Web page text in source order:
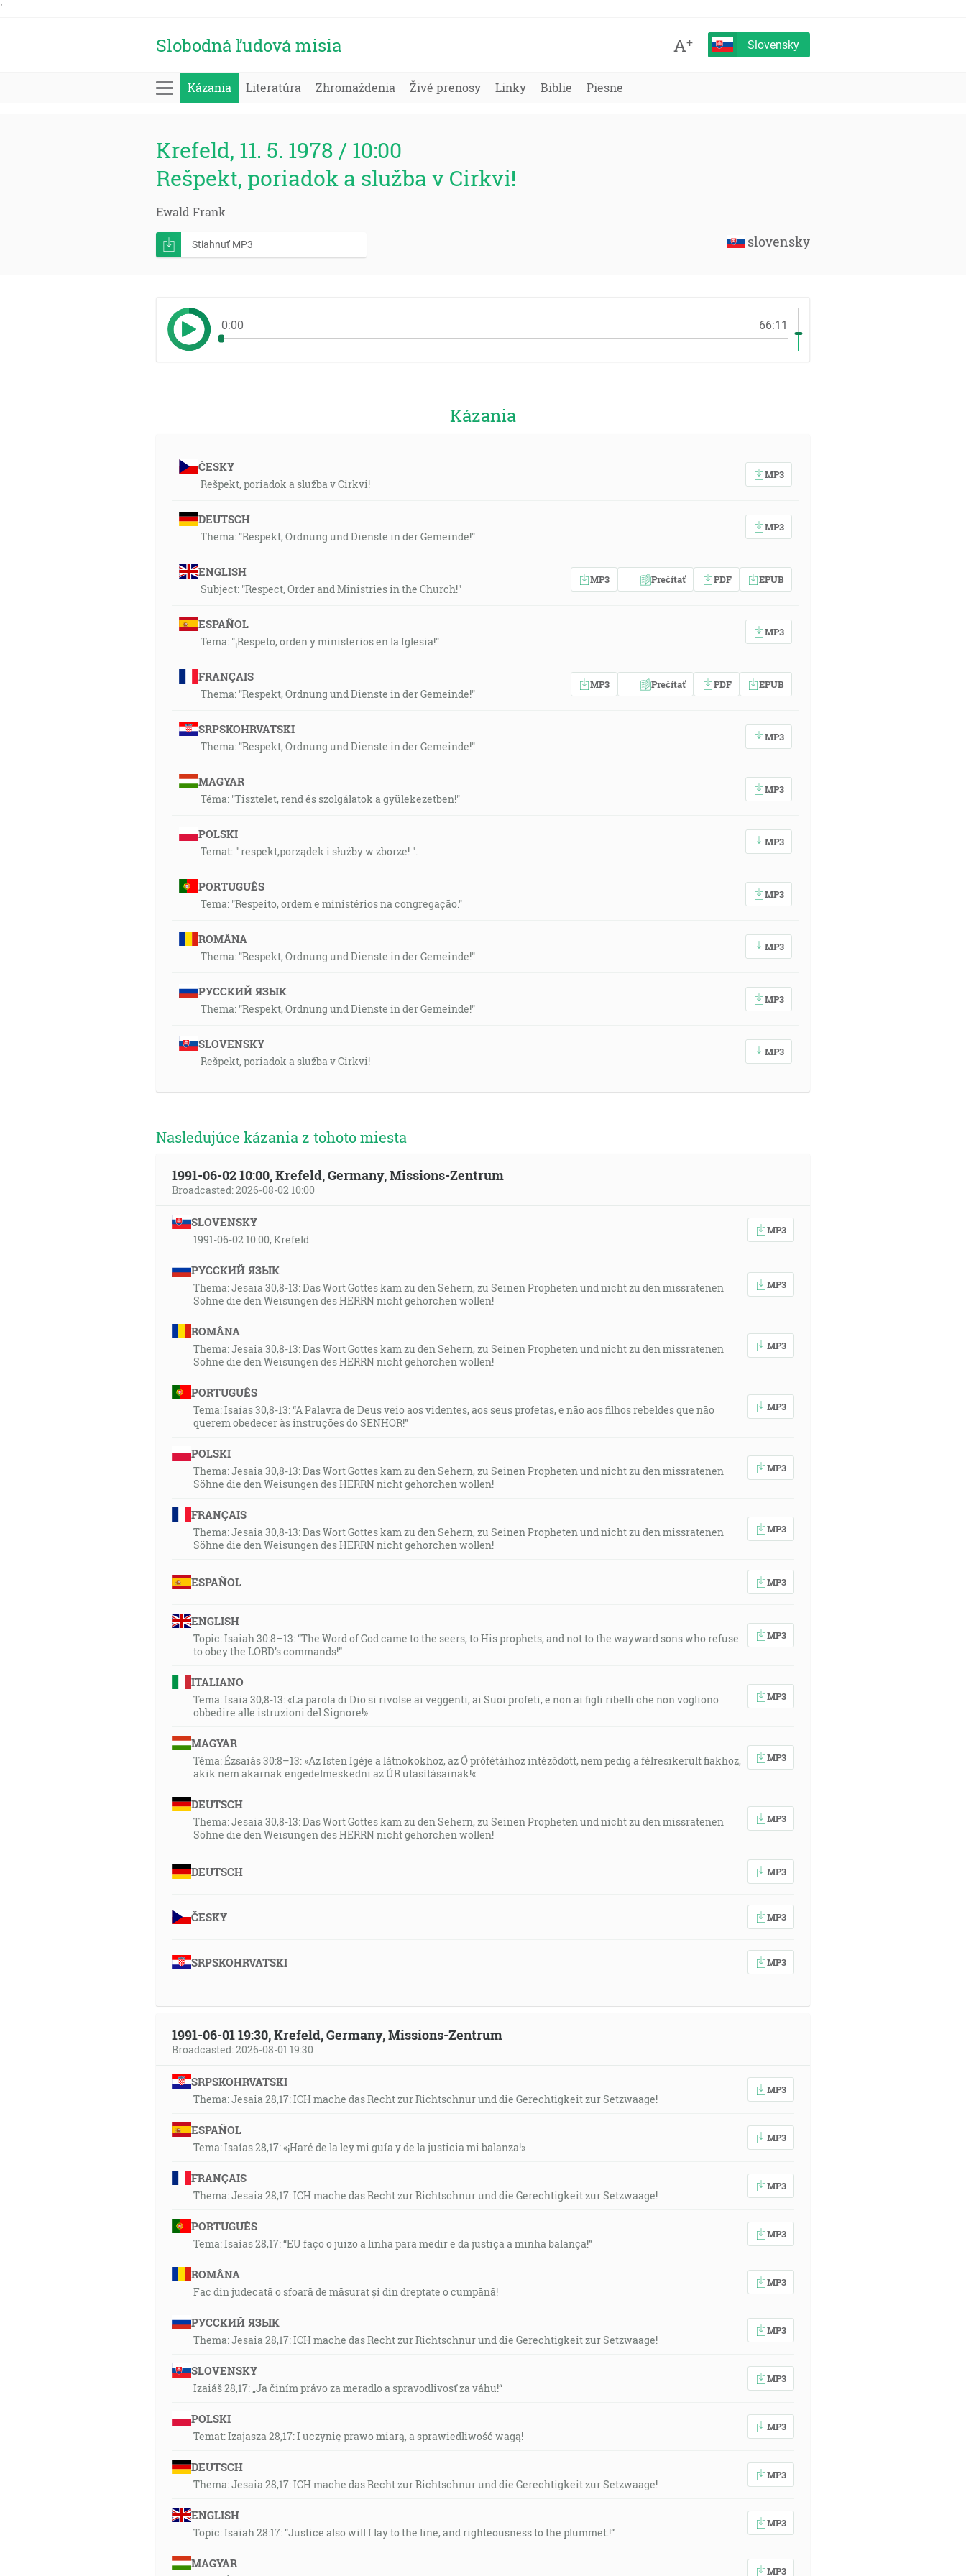
'
Slobodná ľudová misia A+ Slovensky
Kázania Literatúra Zhromaždenia Živé prenosy Linky Biblie Piesne
Krefeld, 11. 5. 1978 / 10:00
Rešpekt, poriadok a služba v Cirkvi!
Ewald Frank
slovensky
Stiahnuť MP3
0:00 66:11
Kázania
ČESKY
Rešpekt, poriadok a služba v Cirkvi!
MP3
DEUTSCH
Thema: "Respekt, Ordnung und Dienste in der Gemeinde!"
MP3
ENGLISH
Subject: "Respect, Order and Ministries in the Church!"
MP3 Prečítať PDF EPUB
ESPAÑOL
Tema: "¡Respeto, orden y ministerios en la Iglesia!"
MP3
FRANÇAIS
Thema: "Respekt, Ordnung und Dienste in der Gemeinde!"
MP3 Prečítať PDF EPUB
SRPSKOHRVATSKI
Thema: "Respekt, Ordnung und Dienste in der Gemeinde!"
MP3
MAGYAR
Téma: "Tisztelet, rend és szolgálatok a gyülekezetben!"
MP3
POLSKI
Temat: " respekt,porządek i służby w zborze! ".
MP3
PORTUGUÊS
Tema: "Respeito, ordem e ministérios na congregação."
MP3
ROMÂNA
Thema: "Respekt, Ordnung und Dienste in der Gemeinde!"
MP3
РУССКИЙ ЯЗЫК
Thema: "Respekt, Ordnung und Dienste in der Gemeinde!"
MP3
SLOVENSKY
Rešpekt, poriadok a služba v Cirkvi!
MP3
Nasledujúce kázania z tohoto miesta
1991-06-02 10:00, Krefeld, Germany, Missions-Zentrum
Broadcasted: 2026-08-02 10:00
SLOVENSKY
1991-06-02 10:00, Krefeld
MP3
РУССКИЙ ЯЗЫК
Thema: Jesaia 30,8-13: Das Wort Gottes kam zu den Sehern, zu Seinen Propheten und nicht zu den missratenen
Söhne die den Weisungen des HERRN nicht gehorchen wollen!
MP3
ROMÂNA
Thema: Jesaia 30,8-13: Das Wort Gottes kam zu den Sehern, zu Seinen Propheten und nicht zu den missratenen
Söhne die den Weisungen des HERRN nicht gehorchen wollen!
MP3
PORTUGUÊS
Tema: Isaías 30,8-13: “A Palavra de Deus veio aos videntes, aos seus profetas, e não aos filhos rebeldes que não
querem obedecer às instruções do SENHOR!”
MP3
POLSKI
Thema: Jesaia 30,8-13: Das Wort Gottes kam zu den Sehern, zu Seinen Propheten und nicht zu den missratenen
Söhne die den Weisungen des HERRN nicht gehorchen wollen!
MP3
FRANÇAIS
Thema: Jesaia 30,8-13: Das Wort Gottes kam zu den Sehern, zu Seinen Propheten und nicht zu den missratenen
Söhne die den Weisungen des HERRN nicht gehorchen wollen!
MP3
ESPAÑOL MP3
ENGLISH
Topic: Isaiah 30:8–13: “The Word of God came to the seers, to His prophets, and not to the wayward sons who refuse
to obey the LORD’s commands!”
MP3
ITALIANO
Tema: Isaia 30,8-13: «La parola di Dio si rivolse ai veggenti, ai Suoi profeti, e non ai figli ribelli che non vogliono
obbedire alle istruzioni del Signore!»
MP3
MAGYAR
Téma: Ézsaiás 30:8–13: »Az Isten Igéje a látnokokhoz, az Ő prófétáihoz intéződött, nem pedig a félresikerült fiakhoz,
akik nem akarnak engedelmeskedni az ÚR utasításainak!«
MP3
DEUTSCH
Thema: Jesaia 30,8-13: Das Wort Gottes kam zu den Sehern, zu Seinen Propheten und nicht zu den missratenen
Söhne die den Weisungen des HERRN nicht gehorchen wollen!
MP3
DEUTSCH MP3
ČESKY MP3
SRPSKOHRVATSKI MP3
1991-06-01 19:30, Krefeld, Germany, Missions-Zentrum
Broadcasted: 2026-08-01 19:30
SRPSKOHRVATSKI
Thema: Jesaia 28,17: ICH mache das Recht zur Richtschnur und die Gerechtigkeit zur Setzwaage!
MP3
ESPAÑOL
Tema: Isaías 28,17: «¡Haré de la ley mi guía y de la justicia mi balanza!»
MP3
FRANÇAIS
Thema: Jesaia 28,17: ICH mache das Recht zur Richtschnur und die Gerechtigkeit zur Setzwaage!
MP3
PORTUGUÊS
Tema: Isaías 28,17: “EU faço o juizo a linha para medir e da justiça a minha balança!”
MP3
ROMÂNA
Fac din judecată o sfoară de măsurat și din dreptate o cumpănă!
MP3
РУССКИЙ ЯЗЫК
Thema: Jesaia 28,17: ICH mache das Recht zur Richtschnur und die Gerechtigkeit zur Setzwaage!
MP3
SLOVENSKY
Izaiáš 28,17: „Ja činím právo za meradlo a spravodlivosť za váhu!“
MP3
POLSKI
Temat: Izajasza 28,17: I uczynię prawo miarą, a sprawiedliwość wagą!
MP3
DEUTSCH
Thema: Jesaia 28,17: ICH mache das Recht zur Richtschnur und die Gerechtigkeit zur Setzwaage!
MP3
ENGLISH
Topic: Isaiah 28:17: “Justice also will I lay to the line, and righteousness to the plummet.!”
MP3
MAGYAR
MP3